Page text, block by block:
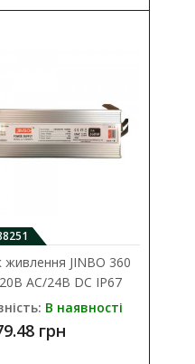
КОШИКА
живлення JINBO 360
AC/24В DC IP67
В наявності
грн